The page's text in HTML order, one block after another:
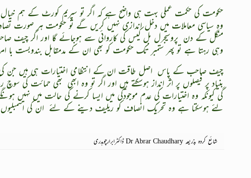
حکومت کی حکمت عملی بہت ہی واضح ہے کہ اگر تو سپریم کورٹ کے ہم
وہ سیاسی معاملات میں دخل اندازی نہیں کریں گے تو حکومت ہر صورت
منگل کے دن پروسیجرل بل کیس کی کاروائی سے ہوجائے گا اور اگر چیف
وہی رہتا ہے تو پھر ستمبر تک حکومت کو بھی ان کے مدمقابل بندوبست با
چیف صاحب کے پاس اصل طاقت ان کے انتظامی اختیارات ہی ہیں جن کی
بنیاد پر فیصلوں پر اثر انداز ہوسکتے ہیں اور اگر تو وہ ابھی بھی حمائت کی سوچ
گی کیونکہ وہ اختیارات کی عدم موجودگی میں ایسا کرنے کی حالت میں نہیں
لئے ہوسکتا ہے وہ تحریک انصاف کو ریلیف دینے کے لئے ان کی
شائع کردہ بذریعہ Dr Abrar Chaudhary ڈاکٹرابرارچوہدری